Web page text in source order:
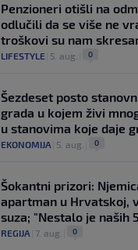
Penzioneri otišli na
odlučili da se više ne
troškovi su nam
LIFESTYLE 5. aug. 0
Šezdeset posto
grada u kojem živi
u stanovima koje daje
EKONOMIJA 5. aug. 0
Šokantni prizori:
apartman u Hrvatskoj,
suza; "Nestalo je naših
REGIJA 7. aug. 0